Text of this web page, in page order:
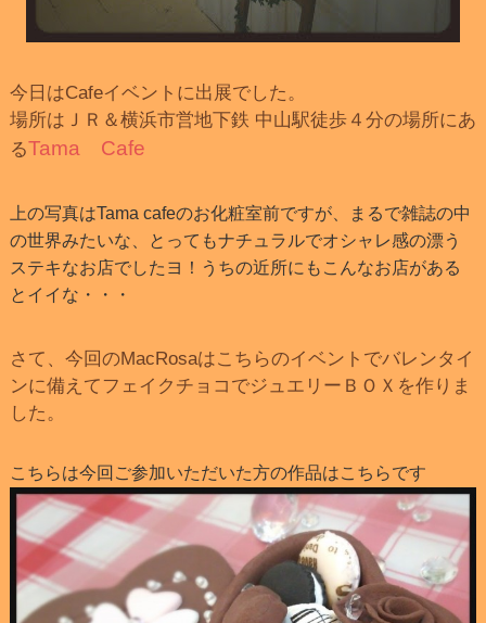
今日はCafeイベントに出展でした。
場所はＪＲ＆横浜市営地下鉄 中山駅徒歩４分の場所にあ
るTama Cafe
上の写真はTama cafeのお化粧室前ですが、まるで雑誌の中
の世界みたいな、とってもナチュラルでオシャレ感の漂う
ステキなお店でしたヨ！うちの近所にもこんなお店がある
とイイな・・・
さて、今回のMacRosaはこちらのイベントでバレンタイ
ンに備えてフェイクチョコでジュエリーＢＯＸを作りま
した。
こちらは今回ご参加いただいた方の作品はこちらです